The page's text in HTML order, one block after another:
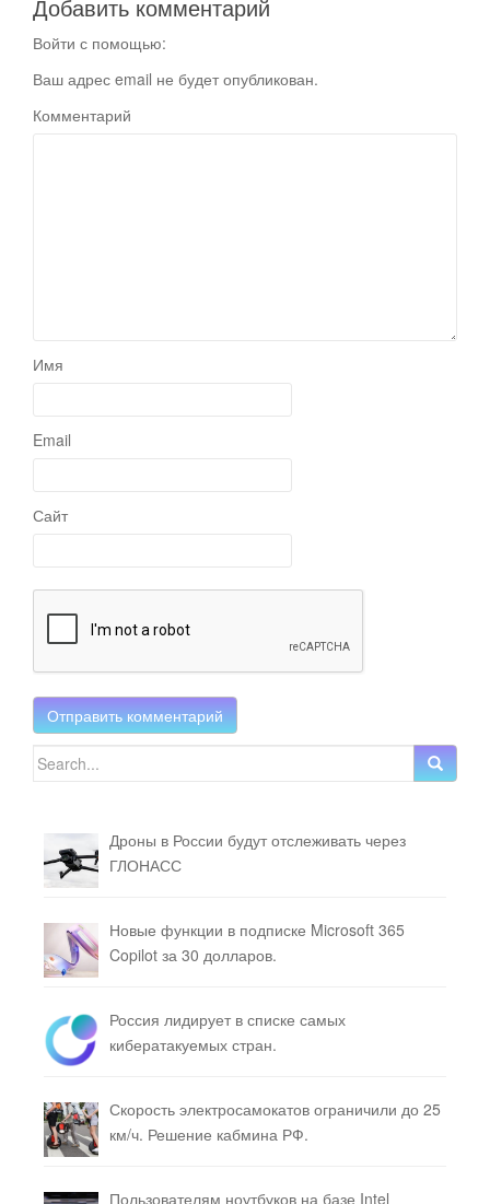
Добавить комментарий
Войти с помощью:
Ваш адрес email не будет опубликован.
Комментарий
Имя
Email
Сайт
Search for:
Дроны в России будут отслеживать через
ГЛОНАСС
Новые функции в подписке Microsoft 365
Copilot за 30 долларов.
Россия лидирует в списке самых
кибератакуемых стран.
Скорость электросамокатов ограничили до 25
км/ч. Решение кабмина РФ.
Пользователям ноутбуков на базе Intel